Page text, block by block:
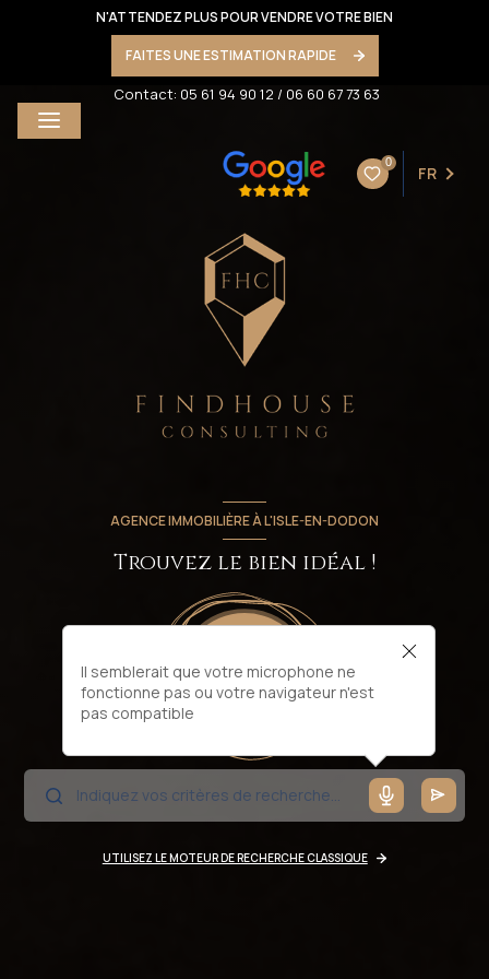
N'ATTENDEZ PLUS POUR VENDRE VOTRE BIEN
FAITES UNE ESTIMATION RAPIDE
Contact: 05 61 94 90 12 / 06 60 67 73 63
0
FR
AGENCE IMMOBILIÈRE À L'ISLE-EN-DODON
Trouvez le bien idéal !
Il semblerait que votre microphone ne
fonctionne pas ou votre navigateur n'est
pas compatible
UTILISEZ LE MOTEUR DE RECHERCHE CLASSIQUE